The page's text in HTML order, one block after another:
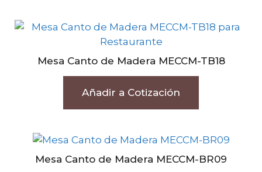
Mesa Canto de Madera MECCM-TB18
Añadir a Cotización
Mesa Canto de Madera MECCM-BR09